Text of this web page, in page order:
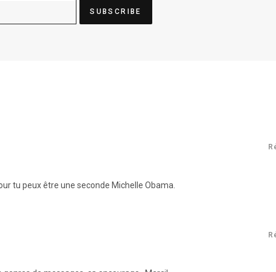
tu peux être une seconde Michelle Obama.